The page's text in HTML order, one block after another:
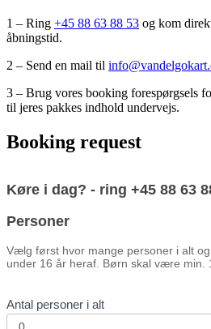
1 – Ring +45 88 63 88 53 og kom
åbningstid.
2 – Send en mail til
3 – Brug vores booking forespørgsels
til jeres pakkes indhold undervejs.
Booking request
form
Køre i dag? - ring +45 88 63
Personer
Vælg først hvor mange personer i alt
under 16 år heraf. Børn skal være min.
Antal personer i alt